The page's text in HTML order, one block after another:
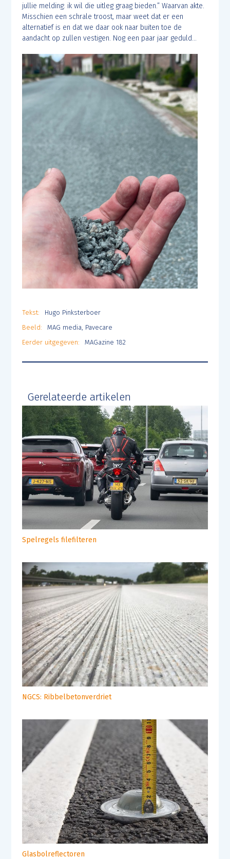
jullie melding: ik wil die uitleg graag bieden.” Waarvan akte.
Misschien een schrale troost, maar weet dat er een
alternatief is en dat we daar ook naar buiten toe de
aandacht op zullen vestigen. Nog een paar jaar geduld…
Tekst:
Hugo Pinksterboer
Beeld:
MAG media, Pavecare
Eerder uitgegeven:
MAGazine 182
Gerelateerde artikelen
Spelregels filefilteren
NGCS: Ribbelbetonverdriet
Glasbolreflectoren